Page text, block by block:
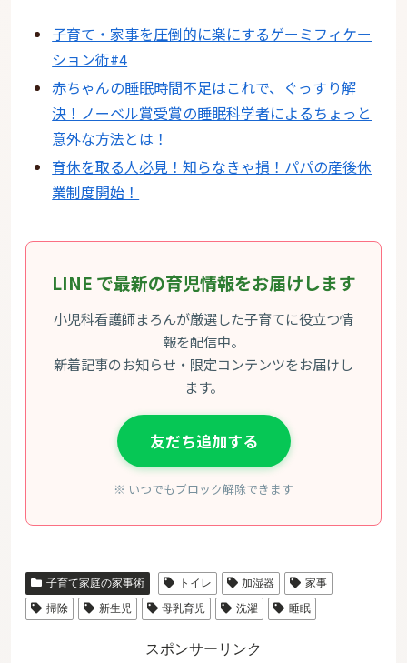
子育て・家事を圧倒的に楽にするゲーミフィケー
ション術#4
赤ちゃんの睡眠時間不足はこれで、ぐっすり解
決！ノーベル賞受賞の睡眠科学者によるちょっと
意外な方法とは！
育休を取る人必見！知らなきゃ損！パパの産後休
業制度開始！
LINE で最新の育児情報をお届けします
小児科看護師まろんが厳選した子育てに役立つ情
報を配信中。
新着記事のお知らせ・限定コンテンツをお届けし
ます。
友だち追加する
※ いつでもブロック解除できます
子育て家庭の家事術 トイレ 加湿器
家事
掃除
新生児 母乳育児 洗濯 睡眠
スポンサーリンク